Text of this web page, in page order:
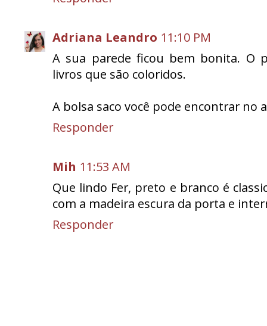
Adriana Leandro 11:10 PM
A sua parede ficou bem bonita. O
livros que são coloridos.
A bolsa saco você pode encontrar no
Responder
Mih 11:53 AM
Que lindo Fer, preto e branco é
com a madeira escura da porta e
Responder